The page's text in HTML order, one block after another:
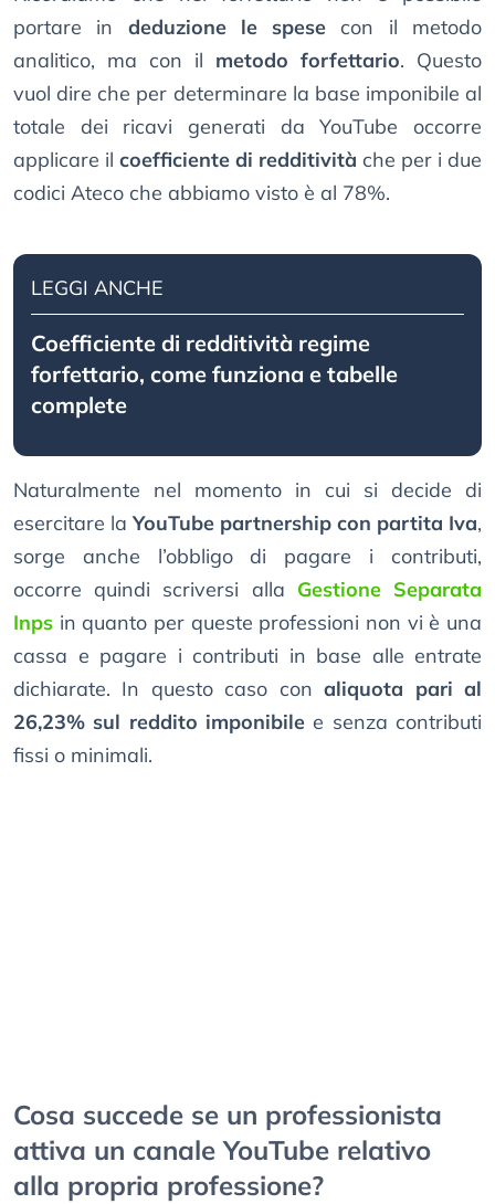
portare in deduzione le spese con il metodo
analitico, ma con il metodo forfettario. Questo
vuol dire che per determinare la base imponibile al
totale dei ricavi generati da YouTube occorre
applicare il coefficiente di redditività che per i due
codici Ateco che abbiamo visto è al 78%.
LEGGI ANCHE
Coefficiente di redditività regime
forfettario, come funziona e tabelle
complete
Naturalmente nel momento in cui si decide di
esercitare laYouTube partnership con partita Iva,
sorge anche l’obbligo di pagare i contributi,
occorre quindi scriversi alla Gestione Separata
Inps in quanto per queste professioni non vi è una
cassa e pagare i contributi in base alle entrate
dichiarate. In questo caso conaliquota pari al
26,23% sul reddito imponibile e senza contributi
fissi o minimali.
Cosa succede se un professionista
attiva un canale YouTube relativo
alla propria professione?